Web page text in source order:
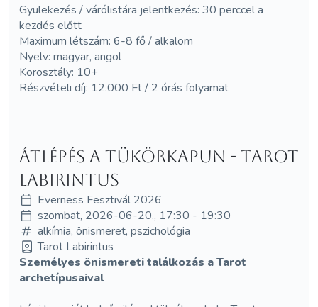
Gyülekezés / várólistára jelentkezés: 30 perccel a
kezdés előtt
Maximum létszám: 6-8 fő / alkalom
Nyelv: magyar, angol
Korosztály: 10+
Részvételi díj: 12.000 Ft / 2 órás folyamat
Átlépés a tükörkapun - Tarot
Labirintus
Everness Fesztivál 2026
szombat, 2026-06-20., 17:30 - 19:30
alkímia, önismeret, pszichológia
Tarot Labirintus
Személyes önismereti találkozás a Tarot
archetípusaival